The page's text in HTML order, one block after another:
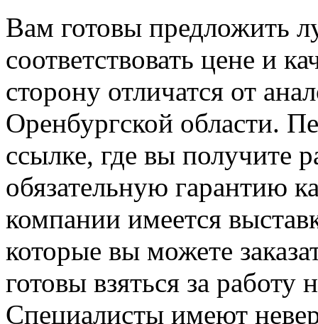
Вам готовы предложить
соответствовать цене и
сторону отличатся от
Оренбургской области.
ссылке, где вы получите
обязательную гарантию
компании имеется
которые вы можете
готовы взяться за
Специалисты имеют